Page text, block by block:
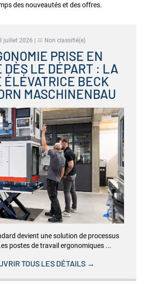
des nouveautés et des offres.
juillet 2026 | Non classifié(e)
PRISE EN
DÈS LE DÉPART : LA
ÉLÉVATRICE BECK
MASCHINENBAU
devient une solution de processus
postes de travail ergonomiques ...
TOUS LES DÉTAILS →